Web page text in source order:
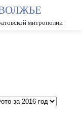
А А
митрополии